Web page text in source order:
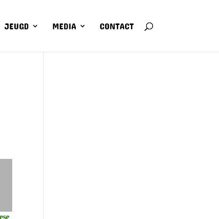
JEUGD MEDIA CONTACT